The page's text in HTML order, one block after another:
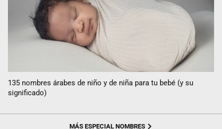
135 nombres árabes de niño y de niña para tu bebé (y su
significado)
MÁS ESPECIAL NOMBRES